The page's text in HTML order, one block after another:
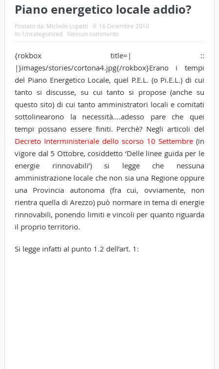
Piano energetico locale addio?
Postato da: Michele Lupetti il: 16 Dicembre 2010
In: Uncategorized Nessun commento
{rokbox title=| ::
|}images/stories/cortona4.jpg{/rokbox}Erano i tempi
del Piano Energetico Locale, quel P.E.L. (o Pi.E.L.) di cui
tanto si discusse, su cui tanto si propose (anche su
questo sito) di cui tanto amministratori locali e comitati
sottolinearono la necessità….adesso pare che quei
tempi possano essere finiti. Perchè? Negli articoli del
Decreto Interministeriale dello scorso 10 Settembre (in
vigore dal 5 Ottobre, cosiddetto ‘Delle linee guida per le
energie rinnovabili’) si legge che nessuna
amministrazione locale che non sia una Regione oppure
una Provincia autonoma (fra cui, ovviamente, non
rientra quella di Arezzo) può normare in tema di energie
rinnovabili, ponendo limiti e vincoli per quanto riguarda
il proprio territorio.
Si legge infatti al punto 1.2 dell’art. 1: